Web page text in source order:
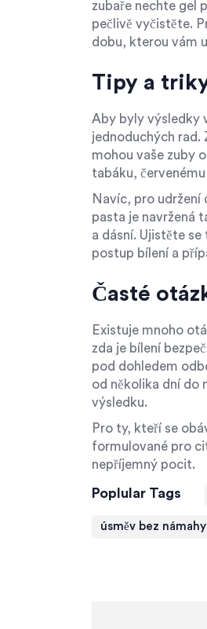
zubaře nechte gel
pečlivě vyčistěte.
dobu, kterou vám
Tipy a
Aby byly výsledky
jednoduchých rad.
mohou vaše zuby
tabáku,
Navíc, pro
pasta je navržená
a dásní. Ujistěte
postup bílení a
Časté
Existuje mnoho
zda je bílení
pod dohledem
od několika dní do
výsledku.
Pro ty, kteří se
formulované pro
nepříjemný pocit.
Poplular Tags
úsměv bez námahy